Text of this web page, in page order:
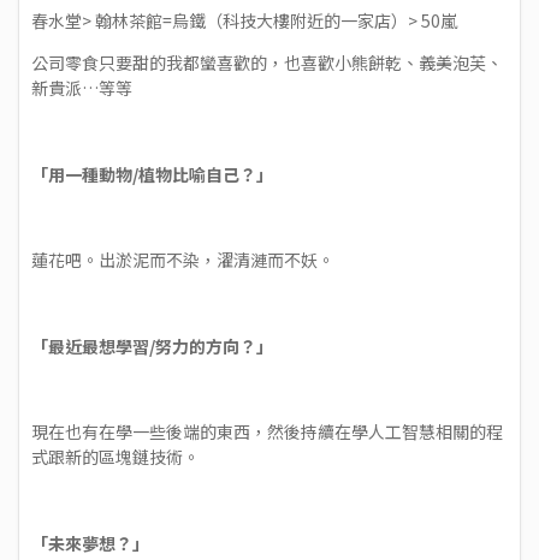
春水堂> 翰林茶館=烏鐵（科技大樓附近的一家店）> 50嵐
公司零食只要甜的我都蠻喜歡的，也喜歡小熊餅乾、義美泡芙、
新貴派…等等
「用一種動物/植物比喻自己？」
蓮花吧。出淤泥而不染，濯清漣而不妖。
「最近最想學習/努力的方向？」
現在也有在學一些後端的東西，然後持續在學人工智慧相關的程
式跟新的區塊鏈技術。
「未來夢想？」